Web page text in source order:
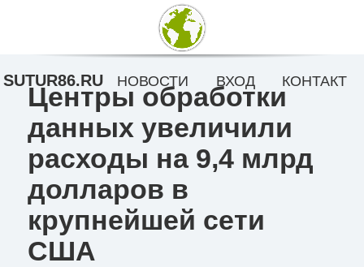
Центры обработки
данных увеличили
расходы на 9,4 млрд
долларов в
крупнейшей сети
США
SUTUR86.RU НОВОСТИ ВХОД КОНТАКТ